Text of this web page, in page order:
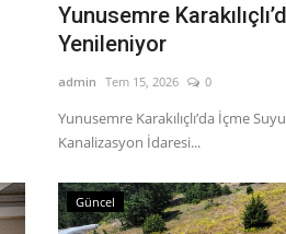
Yunusemre
Yenileniyor
admin Tem 15, 2026 0
Yunusemre Karakılıçlı’da İçme
Kanalizasyon İdaresi...
Güncel